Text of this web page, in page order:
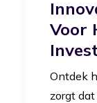
Voor
Ontdek
zorgt